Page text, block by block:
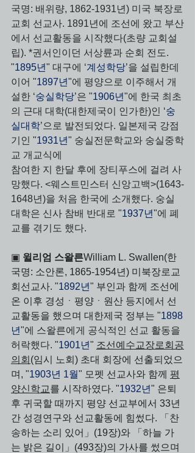
국명: 배위량, 1862-1931년) 미국 북장로
교회 선교사. 1891년에 조선에 왔고 부산
에서 선교활동을 시작했다(초량 교회설
립). *권서인이던 서상륜과 순회 전도.
"1895년" 대구에 ‘계성학당’을 설립한데
이어 "1897년"에 평양으로 이주해서 개
설한 ‘숭실학당’은 "1906년"에 한국 최초
의 근대 대학(대한제국이 인가한)인 ‘숭
실대학’으로 발전되었다. 일본제국 강점
기인 "1931년" 숭실전문학교와 숭실중학
교 개교식에
참여한 지 한달 후에 장티푸스에 걸려 사
망했다. <웨스트민스터 신앙고백>(1643-
1648년)을 처음 한국에 소개했다. 숭실
대학은 신사 참배 반대로 "1937년"에 폐
교를 겪기도 했다.
▣ 윌리엄 스왈른William L. Swallen(한
국명: 소안론, 1865-1954년) 미북장로교
회선교사. "1892년" 부인과 함께 조선에
온 이후 경성ㆍ평양ㆍ원산 등지에서 선
교활동을 했으며 대한제국 정부는 "1898
년"에 스왈른에게 공식적인 선교 활동을
허락했다. "1901년" 조선예수교장로회공
의회 (임시 노회) 초대 회장에 선출되었으
며, "1903년 1월" 모 펫 선교사와 함께 평
양신학교를 시작하였다. "1932년" 은퇴
후 귀국할 때까지 평양 선교부에서 33년
간 성경연구와 선교활동에 힘썼다. 「찬
송하는 소리 있어」(19장)와 「하늘 가
는 밝은 길이」(493장)의 가사를 썼으며